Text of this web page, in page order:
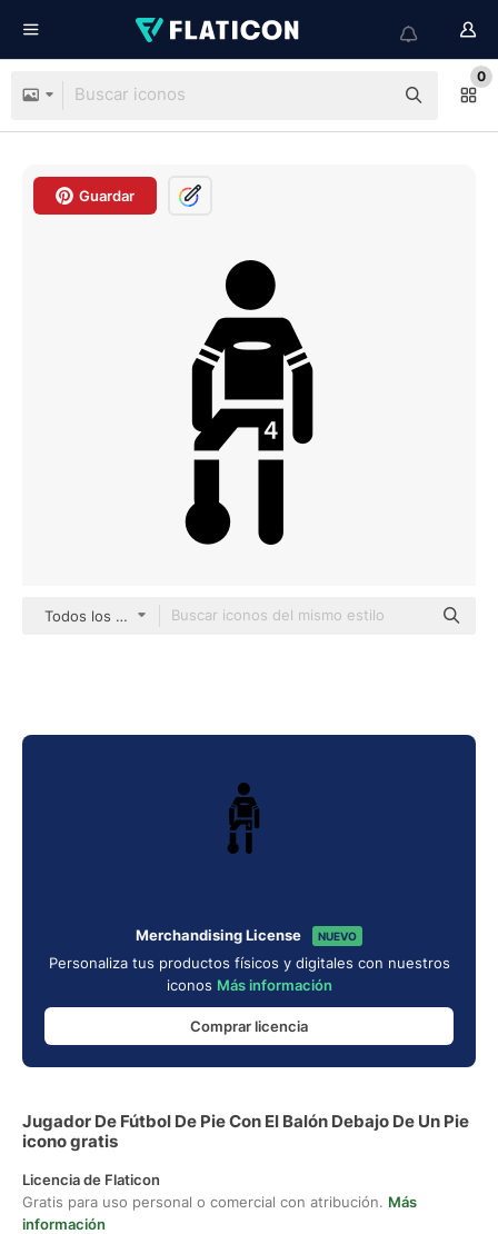
0
Guardar
Todos los estilos
Merchandising License NUEVO
Personaliza tus productos físicos y digitales con nuestros
iconos Más información
Comprar licencia
Jugador De Fútbol De Pie Con El Balón Debajo De Un Pie
icono gratis
Licencia de Flaticon
Gratis para uso personal o comercial con atribución. Más
información